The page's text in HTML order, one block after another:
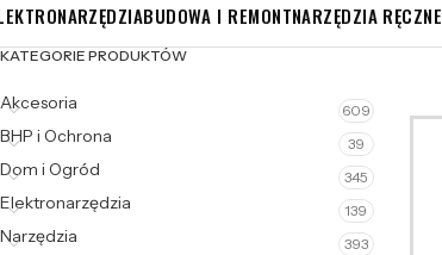
BUDOWA I REMONTNARZĘDZIA RĘCZNE
KATEGORIE PRODUKTÓW
Akcesoria 609
BHP i Ochrona 39
Dom i Ogród 345
Elektronarzędzia 139
Narzędzia 393